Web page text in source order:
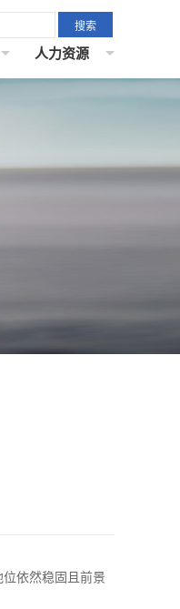
人力资源
依然稳固且前景